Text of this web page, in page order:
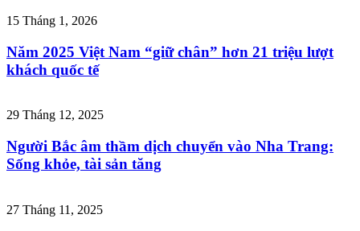
15 Tháng 1, 2026
Năm 2025 Việt Nam “giữ chân” hơn 21 triệu lượt
khách quốc tế
29 Tháng 12, 2025
Người Bắc âm thầm dịch chuyển vào Nha Trang:
Sống khỏe, tài sản tăng
27 Tháng 11, 2025